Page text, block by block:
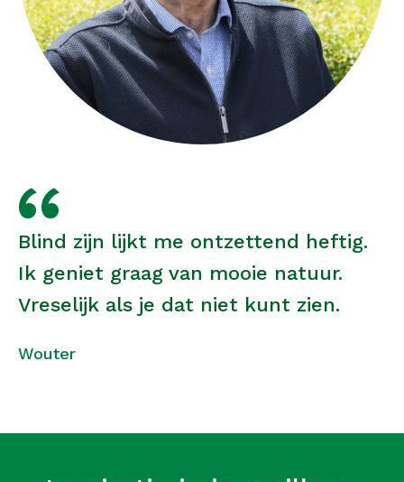
Blind zijn lijkt me ontzettend heftig.
Ik geniet graag van mooie natuur.
Vreselijk als je dat niet kunt zien.
Wouter